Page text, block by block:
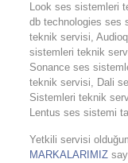
Look ses sistemleri
db technologies ses
teknik servisi,
sistemleri teknik
Sonance ses
teknik servisi, Dali
Sistemleri teknik
Lentus ses sistemi
Yetkili servisi
MARKALARIMIZ